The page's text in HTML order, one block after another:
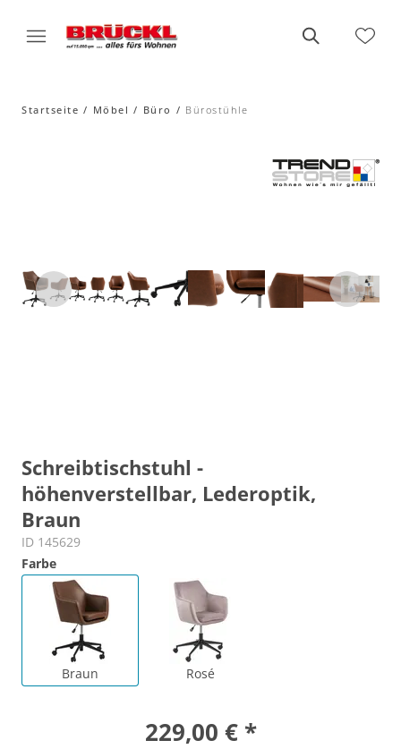
Startseite Möbel Büro Bürostühle
Schreibtischstuhl -
höhenverstellbar, Lederoptik,
Braun
ID 145629
Farbe
Braun Rosé
229,00 € *